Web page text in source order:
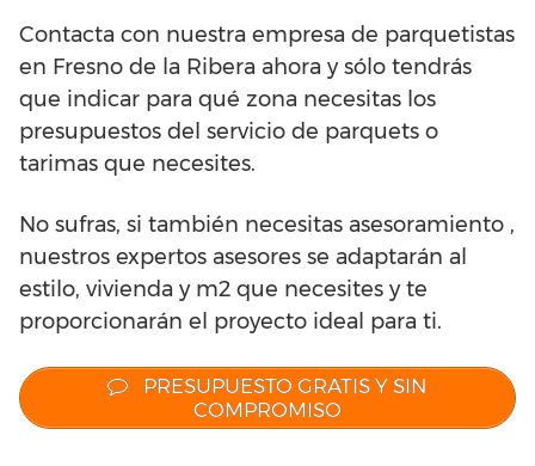
Contacta con nuestra empresa de parquetistas
en Fresno de la Ribera ahora y sólo tendrás
que indicar para qué zona necesitas los
presupuestos del servicio de parquets o
tarimas que necesites.
No sufras, si también necesitas asesoramiento ,
nuestros expertos asesores se adaptarán al
estilo, vivienda y m2 que necesites y te
proporcionarán el proyecto ideal para ti.
PRESUPUESTO GRATIS Y SIN
COMPROMISO